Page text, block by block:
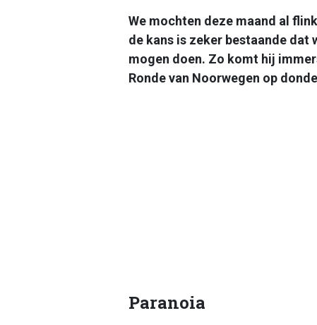
We mochten deze maand al
de kans is zeker bestaande dat
mogen doen. Zo komt hij
Ronde van Noorwegen op
Paranoia